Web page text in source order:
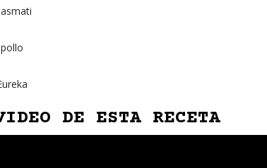
DE ESTA RECETA